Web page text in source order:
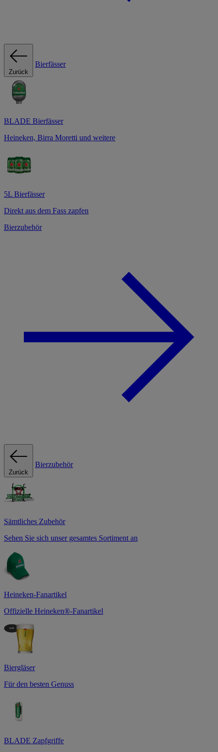
Zurück
Bierfässer
BLADE Bierfässer
Heineken, Birra Moretti und weitere
5L Bierfässer
Direkt aus dem Fass zapfen
Bierzubehör
Zurück
Bierzubehör
Sämtliches Zubehör
Sehen Sie sich unser gesamtes Sortiment an
Heineken-Fanartikel
Offizielle Heineken®-Fanartikel
Biergläser
Für den besten Genuss
BLADE Zapfgriffe